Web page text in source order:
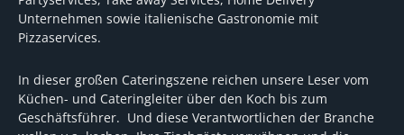
Unternehmen sowie italienische Gastronomie mit
Pizzaservices.
In dieser großen Cateringszene reichen unsere Leser vom
Küchen- und Cateringleiter über den Koch bis zum
Geschäftsführer. Und diese Verantwortlichen der Branche